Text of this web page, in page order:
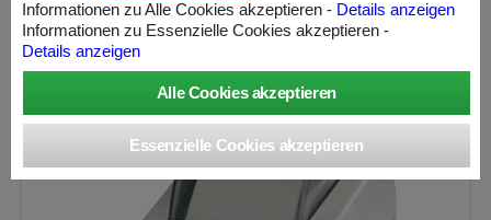
» Produkt nicht mehr lieferbar «
Informationen zu Alle Cookies akzeptieren - Details anzeigen
Informationen zu Essenzielle Cookies akzeptieren -
Details anzeigen